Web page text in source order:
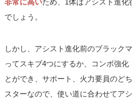
非常に高いため、1体はアシスト進
でしょう。
しかし、アシスト進化前のブラック
ってスキブ4つにするか、コンボ強化
とができ、サポート、火力要員のど
スターなので、使い道に合わせてア